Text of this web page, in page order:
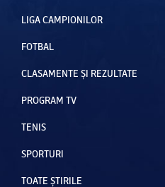
LIGA CAMPIONILOR
FOTBAL
CLASAMENTE ȘI REZULTATE
PROGRAM TV
TENIS
SPORTURI
TOATE ȘTIRILE